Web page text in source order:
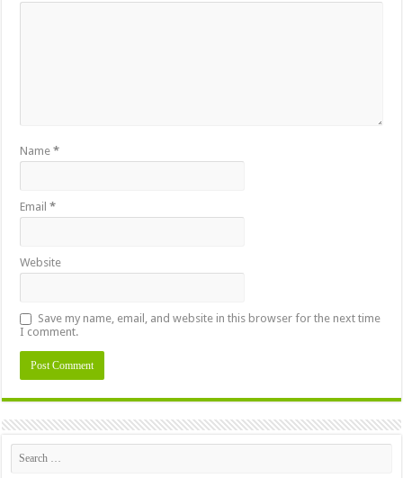
Name*
Email*
Website
Save my name, email, and website in this browser for the next time
I comment.